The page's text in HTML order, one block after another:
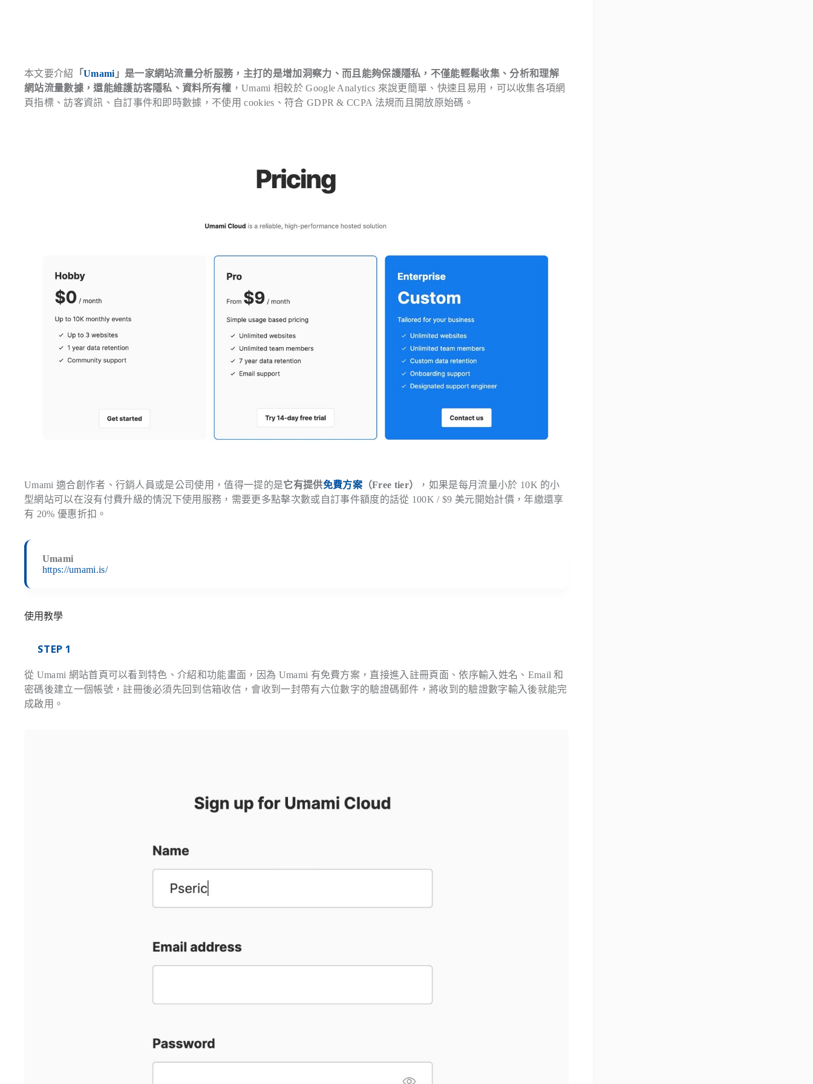
本文要介紹 「Umami 」是一家網站流量分析服務，主打的是增加洞察力、而且能夠保護隱私，不僅能輕鬆收集、分析和理解
網站流量數據，還能維護訪客隱私、資料所有權 ，Umami 相較於 Google Analytics 來說更簡單、快速且易用，可以收集各項網
頁指標、訪客資訊、自訂事件和即時數據，不使用 cookies、符合 GDPR & CCPA 法規而且開放原始碼。
Umami 適合創作者、行銷人員或是公司使用，值得一提的是它有提供免費方案（Free tier）
，如果是每月流量小於 10K 的小
型網站可以在沒有付費升級的情況下使用服務，需要更多點擊次數或自訂事件額度的話從 100K / $9 美元開始計價，年繳還享
有 20% 優惠折扣。
Umami
https://umami.is/
使用教學
STEP 1
從 Umami 網站首頁可以看到特色、介紹和功能畫面，因為 Umami 有免費方案，直接進入註冊頁面、依序輸入姓名、Email 和
密碼後建立一個帳號，註冊後必須先回到信箱收信，會收到一封帶有六位數字的驗證碼郵件，將收到的驗證數字輸入後就能完
成啟用。